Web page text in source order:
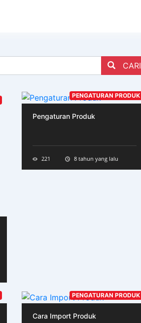
CARI
PENGATURAN PRODUK
Pengaturan Produk
221 8 tahun yang lalu
PENGATURAN PRODUK
Cara Import Produk